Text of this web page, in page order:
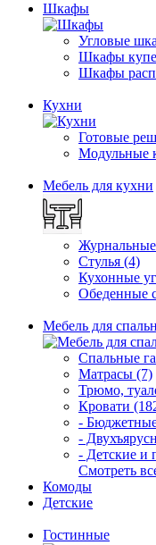
Шкафы
Угловые
Шкафы
Шкафы
Кухни
Готовые
Модульные
Мебель для кухни
Стулья (4)
Кухонные
Обеденные
Мебель для
Спальные
Матрасы (7)
Трюмо,
Кровати
-
-
- Детские и
Смотреть
Комоды
Детские
Гостинные